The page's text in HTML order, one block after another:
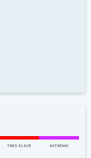
TRÉS ÉLEVÉ EXTRÊME